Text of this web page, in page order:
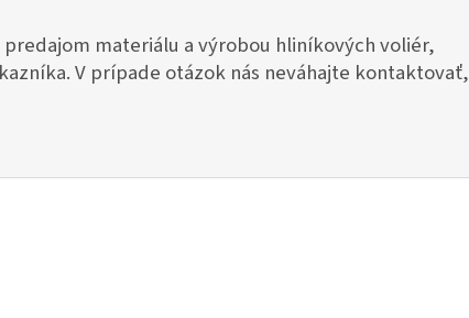
materiálu a výrobou hliníkových voliér,
V prípade otázok nás neváhajte kontaktovať,